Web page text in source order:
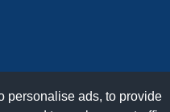
personalise ads, to provide